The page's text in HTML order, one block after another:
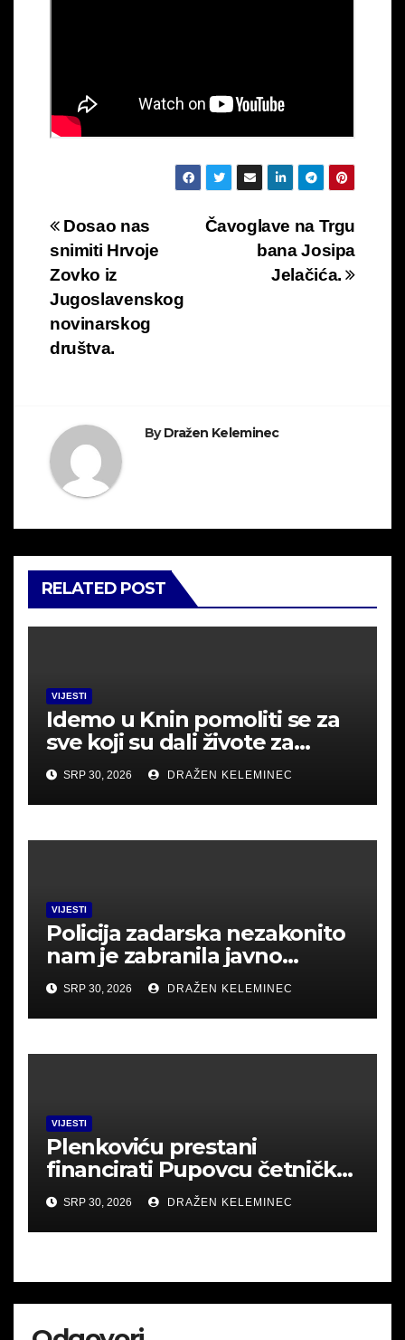
Navigacija
objava
Čavoglave na Trgu
bana Josipa
Jelačića.
Dosao nas
snimiti Hrvoje
Zovko iz
Jugoslavenskog
novinarskog
društva.
ByDražen Keleminec
RELATED POST
VIJESTI
Idemo u Knin pomoliti se za
sve koji su dali živote za
Hrvatsku.
SRP 30, 2026 DRAŽEN KELEMINEC
VIJESTI
Policija zadarska nezakonito
nam je zabranila javno
okupljanje u Srbu i mislila
uhititi .Poslušajte
SRP 30, 2026 DRAŽEN KELEMINEC
VIJESTI
Plenkoviću prestani
financirati Pupovcu četničke
derneke.
SRP 30, 2026 DRAŽEN KELEMINEC